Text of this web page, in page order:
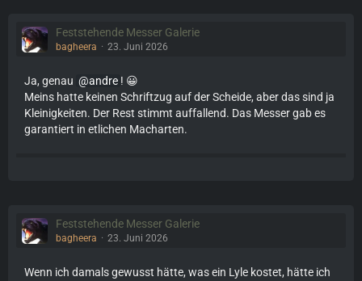
Feststehende Messer Galerie
bagheera 23. Juni 2026
Ja, genau andre ! 😀
Meins hatte keinen Schriftzug auf der Scheide, aber das sind ja
Kleinigkeiten. Der Rest stimmt auffallend. Das Messer gab es
garantiert in etlichen Macharten.
Feststehende Messer Galerie
bagheera 23. Juni 2026
Wenn ich damals gewusst hätte, was ein Lyle kostet, hätte ich